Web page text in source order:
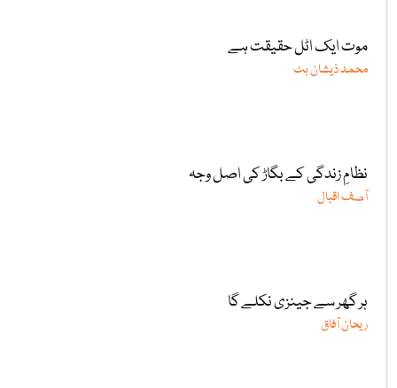
موت ایک اٹل حقیقت ہے
محمد ذیشان بٹ
نظامِ زندگی کے بگاڑ کی اصل وجہ
آصف اقبال
ہر گھر سے جینزی نکلے گا
ریحان آفاق